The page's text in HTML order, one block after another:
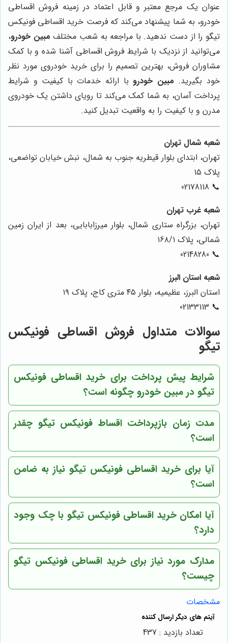
عنوان یک مرجع معتبر و قابل اعتماد در زمینه فروش اقساطی
خودرو، به شما پیشنهاد می‌کند که فرصت خرید اقساطی فونیکس
تیگو را از دست ندهید. با مراجعه به شعب مختلف مبین خودرو،
می‌توانید از نزدیک با شرایط فروش اقساطی آشنا شده و با کمک
مشاوران فروش، بهترین تصمیم را برای خرید خودروی مورد نظر
خود بگیرید. مبین خودروبا ارائه خدمات با کیفیت و شرایط
پرداخت آسان، به شما کمک می‌کند تا رویای داشتن یک خودروی
مدرن و با کیفیت را به واقعیت تبدیل کنید.
شعبه شمال تهران
تهران، ابتدای بلوار قیطریه جنوب به شمال، نبش خیابان تواضعی،
پلاک ۱۵
📞 02178118
شعبه غرب تهران
تهران، بزرگراه ستاری شمال، بلوار میرزابابایی، بعد از ایران زمین
شمالی، پلاک ۱۶۸/۱
📞 02148280
شعبه استان البرز
استان البرز، عظیمیه، بلوار ۴۵ متری کاج، پلاک ۱۹
📞 02133113
سوالات متداول فروش اقساطی فونیکس
تیگو
شرایط پیش پرداخت برای خرید اقساطی فونیکس
تیگو در مبین خودرو چگونه است؟
مدت زمان بازپرداخت اقساط فونیکس تیگو چقدر
است؟
آیا برای خرید اقساطی فونیکس تیگو نیاز به ضامن
است؟
آیا امکان خرید اقساطی فونیکس تیگو با چک وجود
دارد؟
مدارک مورد نیاز برای خرید اقساطی فونیکس تیگو
چیست؟
مشخصات
تعداد بازدید : 437